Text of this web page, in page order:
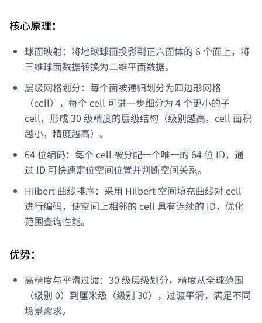
核心原理：
球面映射：将地球球面投影到正六面体的 6 个面上，将
三维球面数据转换为二维平面数据。
层级网格划分：每个面被递归划分为四边形网格
（cell），每个 cell 可进一步细分为 4 个更小的子
cell，形成 30 级精度的层级结构（级别越高，cell 面积
越小，精度越高）。
64 位编码：每个 cell 被分配一个唯一的 64 位 ID，通
过 ID 可快速定位空间位置并判断空间关系。
Hilbert 曲线排序：采用 Hilbert 空间填充曲线对 cell
进行编码，使空间上相邻的 cell 具有连续的 ID，优化
范围查询性能。
优势：
高精度与平滑过渡：30 级层级划分，精度从全球范围
（级别 0）到厘米级（级别 30），过渡平滑，满足不同
场景需求。